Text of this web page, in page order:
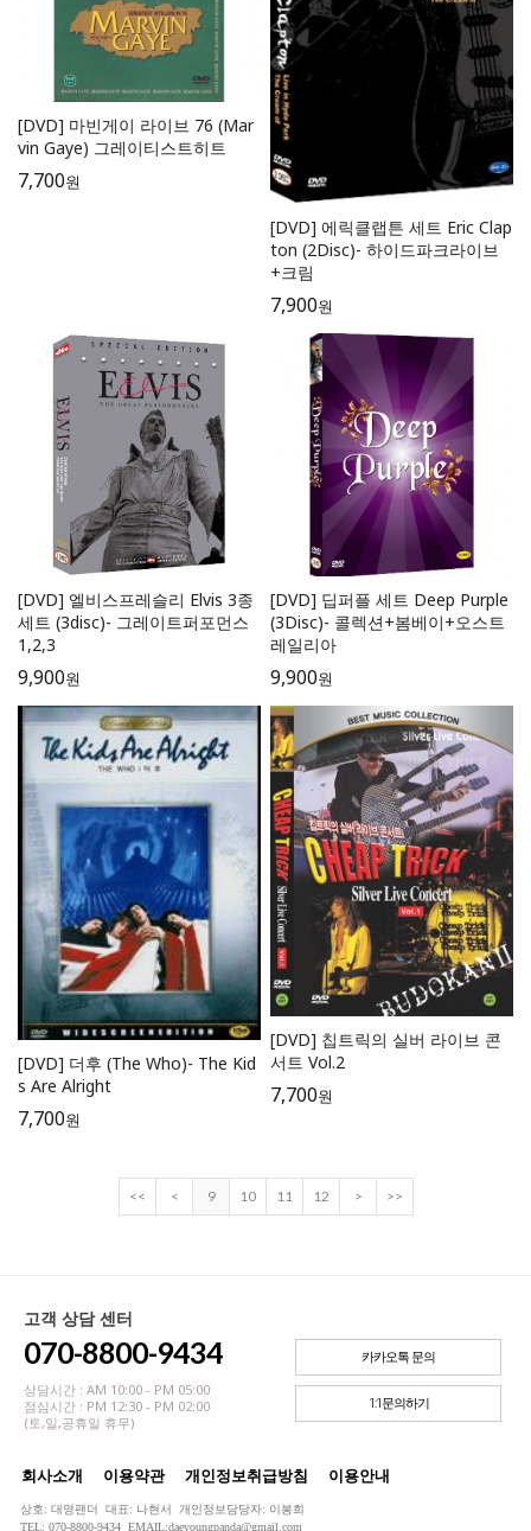
[DVD] 마빈게이 라이브 76 (Mar
vin Gaye) 그레이티스트히트
7,700원
[DVD] 에릭클랩튼 세트 Eric Clap
ton (2Disc)- 하이드파크라이브
+크림
7,900원
[DVD] 엘비스프레슬리 Elvis 3종
세트 (3disc)- 그레이트퍼포먼스
1,2,3
9,900원
[DVD] 딥퍼플 세트 Deep Purple
(3Disc)- 콜렉션+봄베이+오스트
레일리아
9,900원
[DVD] 더후 (The Who)- The Kid
s Are Alright
7,700원
[DVD] 칩트릭의 실버 라이브 콘
서트 Vol.2
7,700원
<< < 9 10 11 12 > >>
고객 상담 센터
070-8800-9434
상담시간 : AM 10:00 - PM 05:00
점심시간 : PM 12:30 - PM 02:00
(토,일,공휴일 휴무)
카카오톡 문의
1:1문의하기
회사소개 이용약관 개인정보취급방침 이용안내
상호: 대영팬더 대표: 나현서 개인정보담당자: 이봉희
TEL: 070-8800-9434 EMAIL:daeyoungpanda@gmail.com